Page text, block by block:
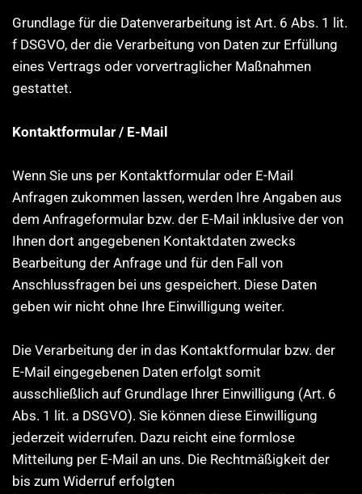
Grundlage für die Datenverarbeitung ist Art. 6 Abs. 1 lit.
f DSGVO, der die Verarbeitung von Daten zur Erfüllung
eines Vertrags oder vorvertraglicher Maßnahmen
gestattet.
Kontaktformular / E-Mail
Wenn Sie uns per Kontaktformular oder E-Mail
Anfragen zukommen lassen, werden Ihre Angaben aus
dem Anfrageformular bzw. der E-Mail inklusive der von
Ihnen dort angegebenen Kontaktdaten zwecks
Bearbeitung der Anfrage und für den Fall von
Anschlussfragen bei uns gespeichert. Diese Daten
geben wir nicht ohne Ihre Einwilligung weiter.
Die Verarbeitung der in das Kontaktformular bzw. der
E-Mail eingegebenen Daten erfolgt somit
ausschließlich auf Grundlage Ihrer Einwilligung (Art. 6
Abs. 1 lit. a DSGVO). Sie können diese Einwilligung
jederzeit widerrufen. Dazu reicht eine formlose
Mitteilung per E-Mail an uns. Die Rechtmäßigkeit der
bis zum Widerruf erfolgten